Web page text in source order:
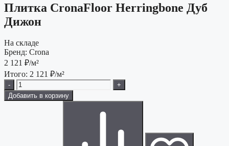
Плитка CronaFloor Herringbone Дуб
Дижон
На складе
Бренд: Crona
2 121 ₽/м²
Итого: 2 121 ₽/м²
-
+
Добавить в корзину